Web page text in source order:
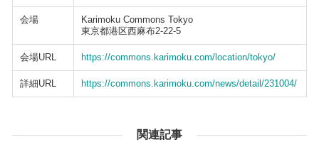
会場
Karimoku Commons Tokyo
東京都港区西麻布2-22-5
会場URL https://commons.karimoku.com/location/tokyo/
詳細URL https://commons.karimoku.com/news/detail/231004/
関連記事